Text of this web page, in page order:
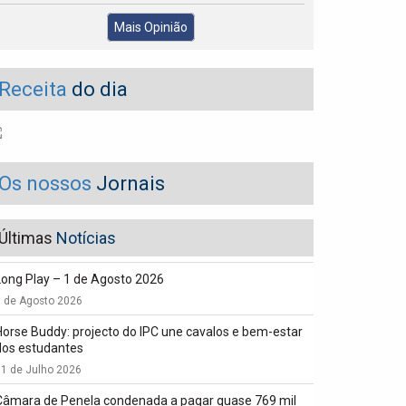
Mais Opinião
do dia
nossos Jornais
Notícias
Play – 1 de Agosto 2026
de Agosto 2026
Buddy: projecto do IPC une cavalos e bem-estar
estudantes
de Julho 2026
de Penela condenada a pagar quase 769 mil